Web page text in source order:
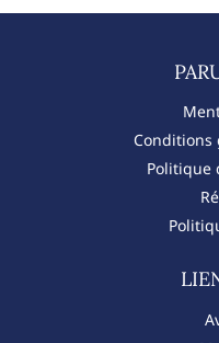
Conditions
Politique